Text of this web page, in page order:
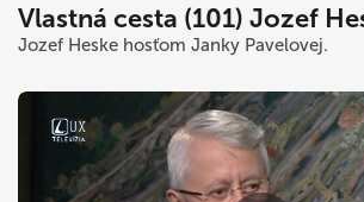
Vlastná cesta (101) Jozef
Jozef Heske hosťom Janky Pavelovej.